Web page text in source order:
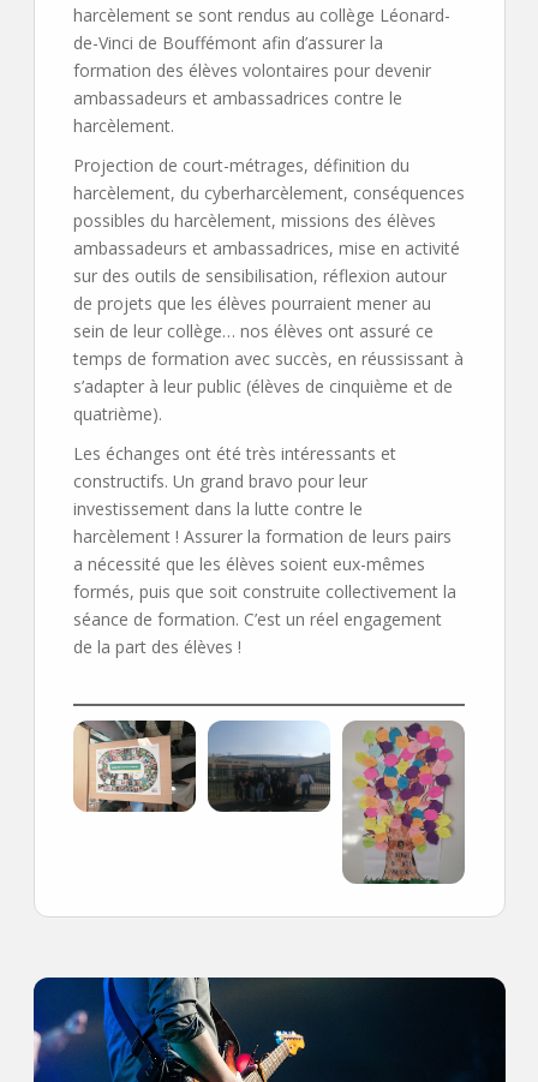
harcèlement se sont rendus au collège Léonard-
de-Vinci de Bouffémont afin d’assurer la
formation des élèves volontaires pour devenir
ambassadeurs et ambassadrices contre le
harcèlement.
Projection de court-métrages, définition du
harcèlement, du cyberharcèlement, conséquences
possibles du harcèlement, missions des élèves
ambassadeurs et ambassadrices, mise en activité
sur des outils de sensibilisation, réflexion autour
de projets que les élèves pourraient mener au
sein de leur collège… nos élèves ont assuré ce
temps de formation avec succès, en réussissant à
s’adapter à leur public (élèves de cinquième et de
quatrième).
Les échanges ont été très intéressants et
constructifs. Un grand bravo pour leur
investissement dans la lutte contre le
harcèlement ! Assurer la formation de leurs pairs
a nécessité que les élèves soient eux-mêmes
formés, puis que soit construite collectivement la
séance de formation. C’est un réel engagement
de la part des élèves !